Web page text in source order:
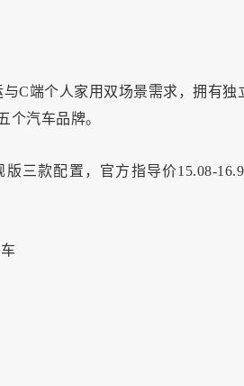
C端个人家用双场景需求，拥有独
个汽车品牌。
三款配置，官方指导价15.08-